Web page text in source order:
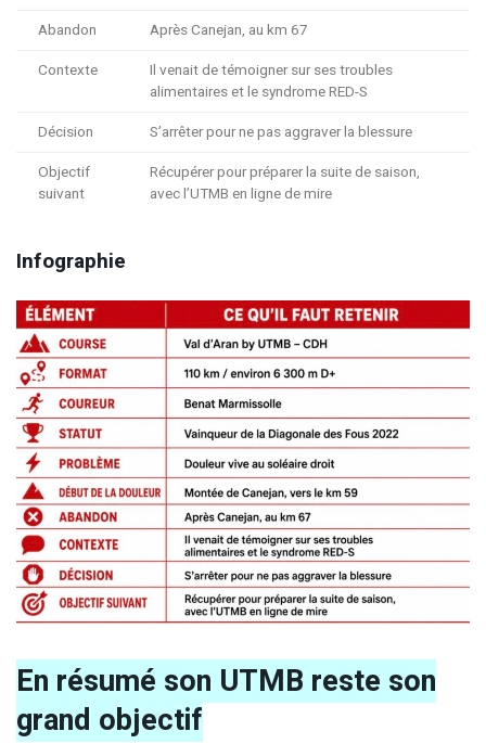
Abandon
Après Canejan, au km 67
Contexte
Il venait de témoigner sur ses troubles
alimentaires et le syndrome RED-S
Décision
S’arrêter pour ne pas aggraver la blessure
Objectif
suivant
Récupérer pour préparer la suite de saison,
avec l’UTMB en ligne de mire
Infographie
En résumé son UTMB reste son
grand objectif